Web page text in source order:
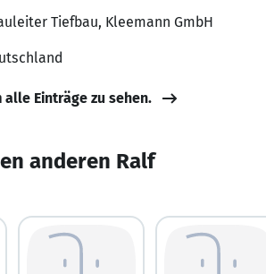
Tiefbau, Kleemann GmbH
alle Einträge zu sehen.
anderen Ralf